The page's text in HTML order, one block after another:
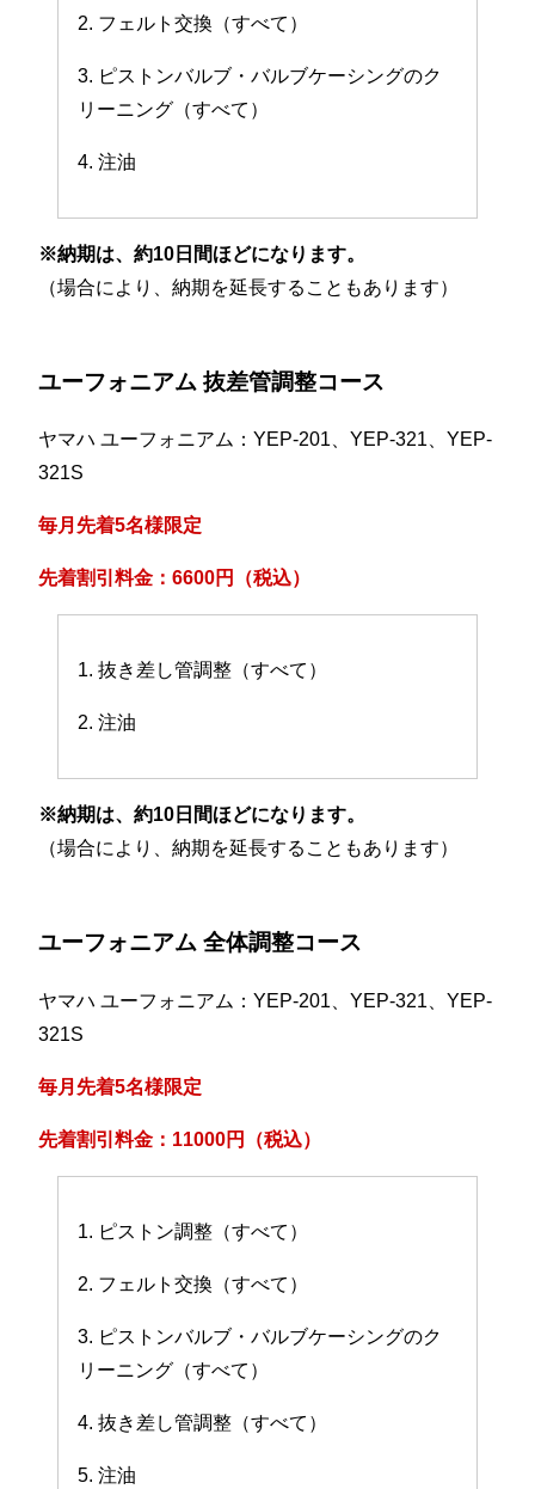
2. フェルト交換（すべて）
3. ピストンバルブ・バルブケーシングのク
リーニング（すべて）
4. 注油
※納期は、約10日間ほどになります。
（場合により、納期を延長することもあります）
ユーフォニアム 抜差管調整コース
ヤマハ ユーフォニアム：YEP-201、YEP-321、YEP-
321S
毎月先着5名様限定
先着割引料金：6600円（税込）
1. 抜き差し管調整（すべて）
2. 注油
※納期は、約10日間ほどになります。
（場合により、納期を延長することもあります）
ユーフォニアム 全体調整コース
ヤマハ ユーフォニアム：YEP-201、YEP-321、YEP-
321S
毎月先着5名様限定
先着割引料金：11000円（税込）
1. ピストン調整（すべて）
2. フェルト交換（すべて）
3. ピストンバルブ・バルブケーシングのク
リーニング（すべて）
4. 抜き差し管調整（すべて）
5. 注油